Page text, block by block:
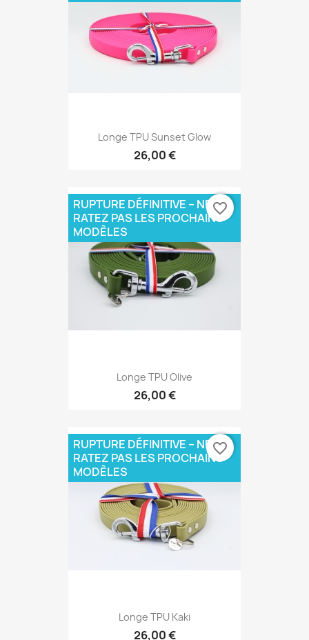
Longe TPU Sunset Glow
26,00 €
Longe TPU Olive
26,00 €
RUPTURE DÉFINITIVE – NE
RATEZ PAS LES PROCHAINS
MODÈLES
favorite_border
Longe TPU Kaki
26,00 €
RUPTURE DÉFINITIVE – NE
RATEZ PAS LES PROCHAINS
MODÈLES
favorite_border